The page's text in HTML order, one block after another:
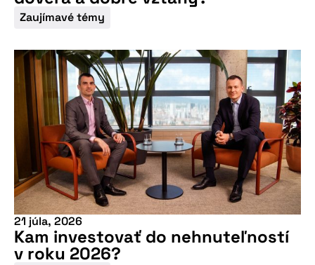
Zaujímavé témy
21 júla, 2026
Kam investovať do nehnuteľností
v roku 2026?